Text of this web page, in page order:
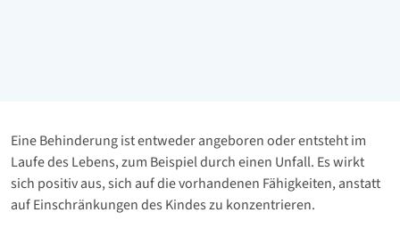
Eine Behinderung ist entweder angeboren oder entsteht im
Laufe des Lebens, zum Beispiel durch einen Unfall. Es wirkt
sich positiv aus, sich auf die vorhandenen Fähigkeiten, anstatt
auf Einschränkungen des Kindes zu konzentrieren.